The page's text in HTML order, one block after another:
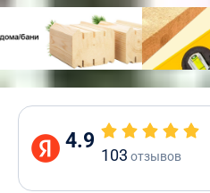
4.9
103 отзывов